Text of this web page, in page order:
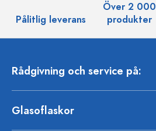
Pålitlig leverans
Över 2 000
produkter
Rådgivning och service på:
Glasoflaskor